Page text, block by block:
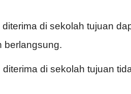
di sekolah tujuan
berlangsung.
di sekolah tujuan